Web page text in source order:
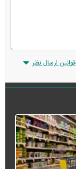
قوانین ارسال نظر